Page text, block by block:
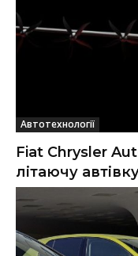
Автотехнології
Fiat Chrysler
літаючу